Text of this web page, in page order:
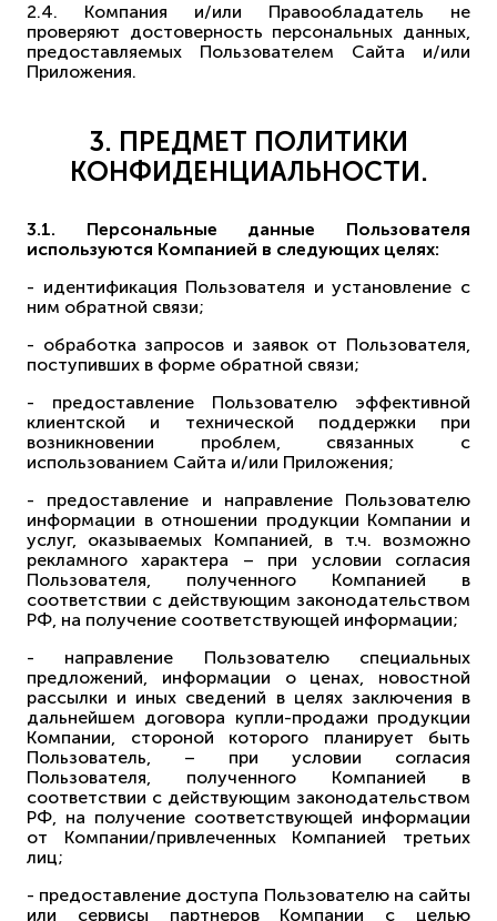
2.4. Компания и/или Правообладатель не
проверяют достоверность персональных данных,
предоставляемых Пользователем Сайта и/или
Приложения.
3. ПРЕДМЕТ ПОЛИТИКИ
КОНФИДЕНЦИАЛЬНОСТИ.
3.1. Персональные данные Пользователя
используются Компанией в следующих целях:
- идентификация Пользователя и установление с
ним обратной связи;
- обработка запросов и заявок от Пользователя,
поступивших в форме обратной связи;
- предоставление Пользователю эффективной
клиентской и технической поддержки при
возникновении проблем, связанных с
использованием Сайта и/или Приложения;
- предоставление и направление Пользователю
информации в отношении продукции Компании и
услуг, оказываемых Компанией, в т.ч. возможно
рекламного характера – при условии согласия
Пользователя, полученного Компанией в
соответствии с действующим законодательством
РФ, на получение соответствующей информации;
- направление Пользователю специальных
предложений, информации о ценах, новостной
рассылки и иных сведений в целях заключения в
дальнейшем договора купли-продажи продукции
Компании, стороной которого планирует быть
Пользователь, – при условии согласия
Пользователя, полученного Компанией в
соответствии с действующим законодательством
РФ, на получение соответствующей информации
от Компании/привлеченных Компанией третьих
лиц;
- предоставление доступа Пользователю на сайты
или сервисы партнеров Компании с целью